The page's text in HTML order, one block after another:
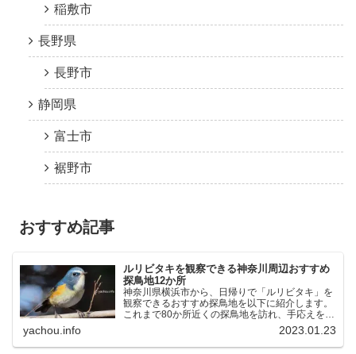
稲敷市
長野県
長野市
静岡県
富士市
裾野市
おすすめ記事
ルリビタキを観察できる神奈川周辺おすすめ
探鳥地12か所
神奈川県横浜市から、日帰りで「ルリビタキ」を
観察できるおすすめ探鳥地を以下に紹介します。
これまで80か所近くの探鳥地を訪れ、手応えを感
じた場所です。以下、★ が多いほど観察しやす
く、出現頻度が高いと感じた場所です。 北本自然
観察公園：埼玉県...
yachou.info 2023.01.23